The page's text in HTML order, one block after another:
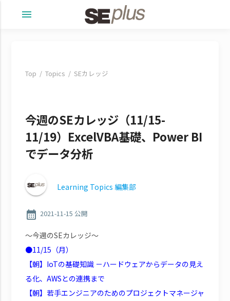
menu
Top Topics SEカレッジ
今週のSEカレッジ（11/15-
11/19）ExcelVBA基礎、Power BI
でデータ分析
Learning Topics 編集部
calendar_month 2021-11-15 公開
～今週のSEカレッジ～
●11/15（月）
【朝】IoTの基礎知識 －ハードウェアからデータの見え
る化、AWSとの連携まで
【朝】若手エンジニアのためのプロジェクトマネージャ